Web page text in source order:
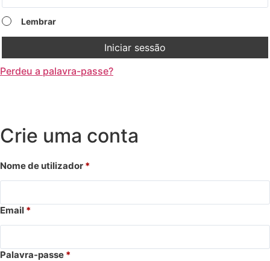
Lembrar
Iniciar sessão
Perdeu a palavra-passe?
Crie uma conta
Nome de utilizador *
Email *
Palavra-passe *